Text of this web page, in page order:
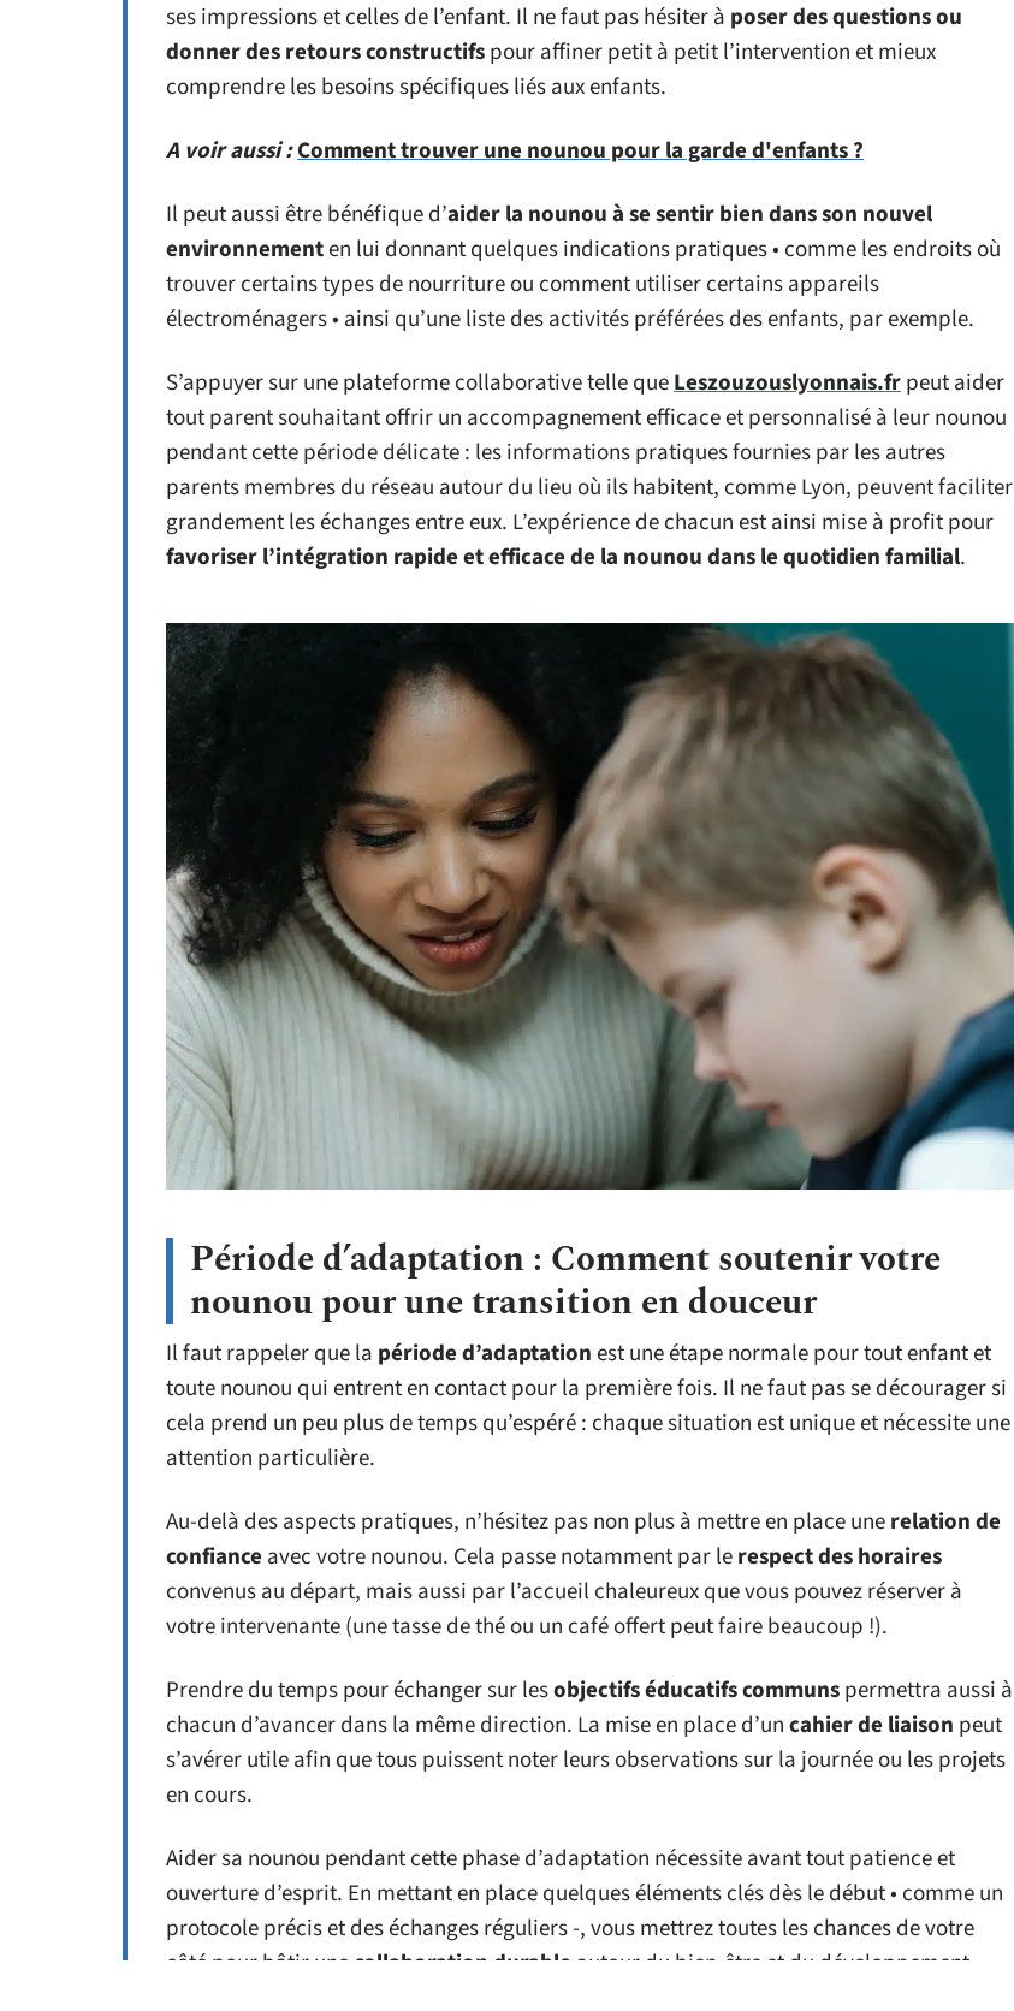
ses impressions et celles de l’enfant. Il ne faut pas hésiter à poser des questions ou
donner des retours constructifspour affiner petit à petit l’intervention et mieux
comprendre les besoins spécifiques liés aux enfants.
A voir aussi :Comment trouver une nounou pour la garde d'enfants ?
Il peut aussi être bénéfique d’aider la nounou à se sentir bien dans son nouvel
environnementen lui donnant quelques indications pratiques • comme les endroits où
trouver certains types de nourriture ou comment utiliser certains appareils
électroménagers • ainsi qu’une liste des activités préférées des enfants, par exemple.
S’appuyer sur une plateforme collaborative telle queLeszouzouslyonnais.frpeut aider
tout parent souhaitant offrir un accompagnement efficace et personnalisé à leur nounou
pendant cette période délicate : les informations pratiques fournies par les autres
parents membres du réseau autour du lieu où ils habitent, comme Lyon, peuvent faciliter
grandement les échanges entre eux. L’expérience de chacun est ainsi mise à profit pour
favoriser l’intégration rapide et efficace de la nounou dans le quotidien familial.
Période d’adaptation : Comment soutenir votre
nounou pour une transition en douceur
Il faut rappeler que la période d’adaptationest une étape normale pour tout enfant et
toute nounou qui entrent en contact pour la première fois. Il ne faut pas se décourager si
cela prend un peu plus de temps qu’espéré : chaque situation est unique et nécessite une
attention particulière.
Au-delà des aspects pratiques, n’hésitez pas non plus à mettre en place unerelation de
confiance avec votre nounou. Cela passe notamment par lerespect des horaires
convenus au départ, mais aussi par l’accueil chaleureux que vous pouvez réserver à
votre intervenante (une tasse de thé ou un café offert peut faire beaucoup !).
Prendre du temps pour échanger sur lesobjectifs éducatifs communspermettra aussi à
chacun d’avancer dans la même direction. La mise en place d’uncahier de liaison peut
s’avérer utile afin que tous puissent noter leurs observations sur la journée ou les projets
en cours.
Aider sa nounou pendant cette phase d’adaptation nécessite avant tout patience et
ouverture d’esprit. En mettant en place quelques éléments clés dès le début • comme un
protocole précis et des échanges réguliers -, vous mettrez toutes les chances de votre
côté pour bâtir une collaboration durable autour du bien-être et du développement